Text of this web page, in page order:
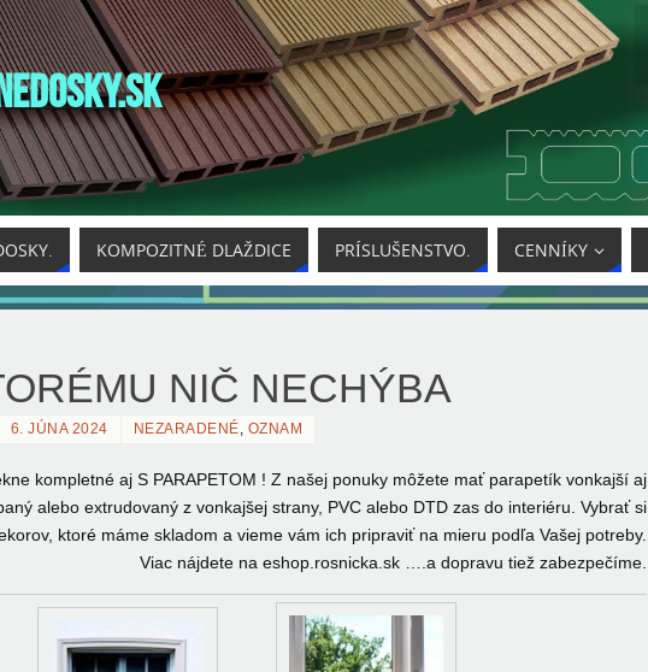
KOMPOZITNÉ DLAŽDICE PRÍSLUŠENSTVO. CENNÍKY
NIČ NECHÝBA
6. JÚNA 2024 NEZARADENÉ, OZNAM
kompletné aj S PARAPETOM ! Z našej ponuky môžete mať parapetík vonkajší aj
alebo extrudovaný z vonkajšej strany, PVC alebo DTD zas do interiéru. Vybrať si
ktoré máme skladom a vieme vám ich pripraviť na mieru podľa Vašej potreby.
Viac nájdete na eshop.rosnicka.sk ….a dopravu tiež zabezpečíme.